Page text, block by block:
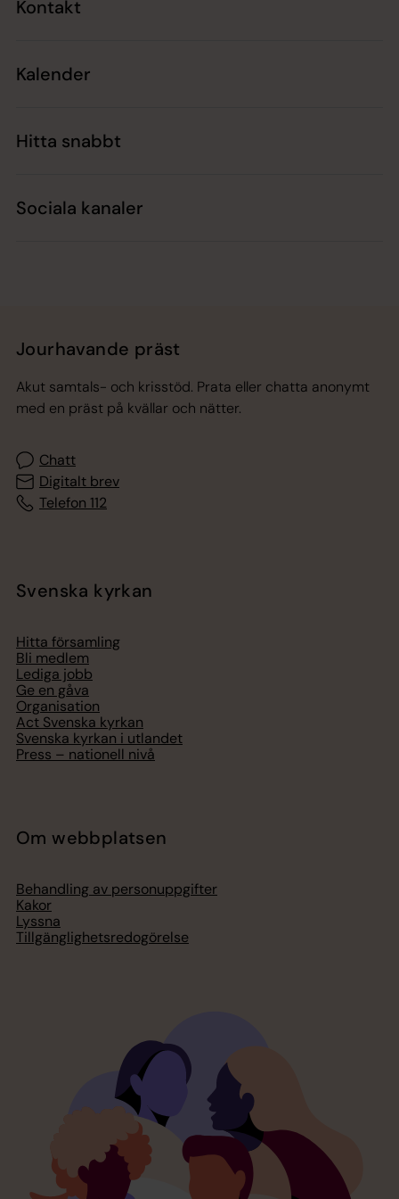
Kontakt
Kalender
Hitta snabbt
Sociala kanaler
Jourhavande präst
Akut samtals- och krisstöd. Prata eller chatta anonymt
med en präst på kvällar och nätter.
Chatt
Digitalt brev
Telefon 112
Svenska kyrkan
Hitta församling
Bli medlem
Lediga jobb
Ge en gåva
Organisation
Act Svenska kyrkan
Svenska kyrkan i utlandet
Press – nationell nivå
Om webbplatsen
Behandling av personuppgifter
Kakor
Lyssna
Tillgänglighetsredogörelse